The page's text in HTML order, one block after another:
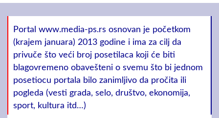
Portal www.media-ps.rs osnovan je početkom
(krajem januara) 2013 godine i ima za cilj da
privuče što veći broj posetilaca koji će biti
blagovremeno obavešteni o svemu što bi jednom
posetiocu portala bilo zanimljivo da pročita ili
pogleda (vesti grada, selo, društvo, ekonomija,
sport, kultura itd…)